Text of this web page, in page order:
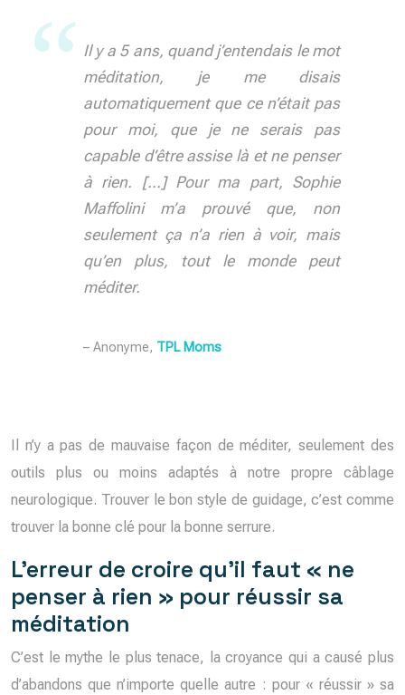
Il y a 5 ans, quand j’entendais le mot
méditation, je me disais
automatiquement que ce n’était pas
pour moi, que je ne serais pas
capable d’être assise là et ne penser
à rien. […] Pour ma part, Sophie
Maffolini m’a prouvé que, non
seulement ça n’a rien à voir, mais
qu’en plus, tout le monde peut
méditer.
– Anonyme, TPL Moms
Il n’y a pas de mauvaise façon de méditer, seulement des
outils plus ou moins adaptés à notre propre câblage
neurologique. Trouver le bon style de guidage, c’est comme
trouver la bonne clé pour la bonne serrure.
L’erreur de croire qu’il faut « ne
penser à rien » pour réussir sa
méditation
C’est le mythe le plus tenace, la croyance qui a causé plus
d’abandons que n’importe quelle autre : pour « réussir » sa